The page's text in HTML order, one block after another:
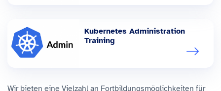
Kubernetes Administration
Training
Wir bieten eine Vielzahl an Fortbildungsmöglichkeiten für